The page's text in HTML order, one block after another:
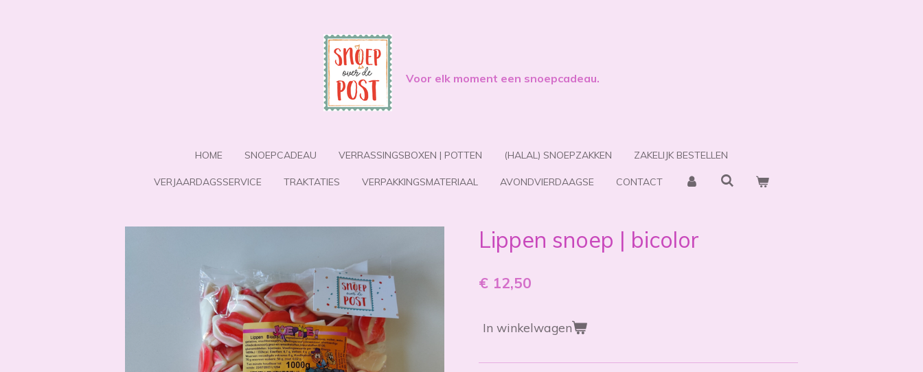
Voor elk moment een snoepcadeau.
HOME SNOEPCADEAU VERRASSINGSBOXEN | POTTEN (HALAL) SNOEPZAKKEN ZAKELIJK BESTELLEN
VERJAARDAGSSERVICE TRAKTATIES VERPAKKINGSMATERIAAL AVONDVIERDAAGSE CONTACT
Lippen snoep | bicolor
€ 12,50
In winkelwagen